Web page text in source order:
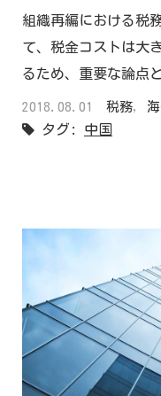
組織再編における税
て、税金コストは大
るため、重要な論
2018.08.01 税務,
タグ: 中国